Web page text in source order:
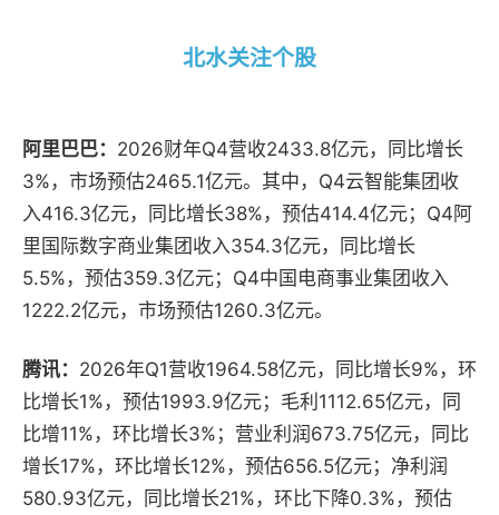
北水关注个股
阿里巴巴： 2026财年Q4营收2433.8亿元，同比增长
3%，市场预估2465.1亿元。其中，Q4云智能集团收
入416.3亿元，同比增长38%，预估414.4亿元；Q4阿
里国际数字商业集团收入354.3亿元，同比增长
5.5%，预估359.3亿元；Q4中国电商事业集团收入
1222.2亿元，市场预估1260.3亿元。
腾讯： 2026年Q1营收1964.58亿元，同比增长9%，环
比增长1%，预估1993.9亿元；毛利1112.65亿元，同
比增11%，环比增长3%；营业利润673.75亿元，同比
增长17%，环比增长12%，预估656.5亿元；净利润
580.93亿元，同比增长21%，环比下降0.3%，预估